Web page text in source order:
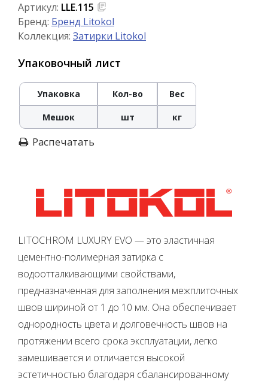
Артикул: LLE.115
Бренд: Бренд Litokol
Коллекция: Затирки Litokol
Упаковочный лист
Упаковка Кол-во Вес
Мешок шт кг
Распечатать
LITOCHROM LUXURY EVO — это эластичная
цементно-полимерная затирка с
водоотталкивающими свойствами,
предназначенная для заполнения межплиточных
швов шириной от 1 до 10 мм. Она обеспечивает
однородность цвета и долговечность швов на
протяжении всего срока эксплуатации, легко
замешивается и отличается высокой
эстетичностью благодаря сбалансированному